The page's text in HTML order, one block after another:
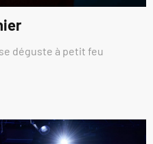
déguste à petit feu